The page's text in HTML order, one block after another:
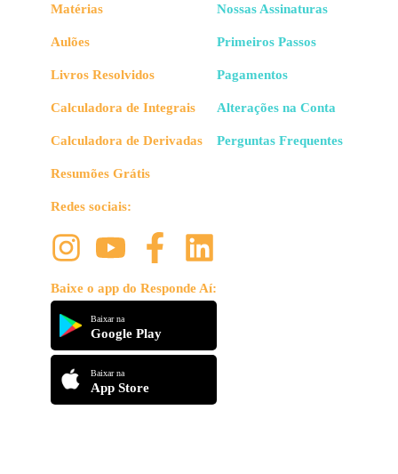
Matérias
Aulões
Livros Resolvidos
Calculadora de Integrais
Calculadora de Derivadas
Resumões Grátis
Redes sociais:
Baixe o app do Responde Aí:
Baixar na
Google Play
Baixar na
App Store
Nossas Assinaturas
Primeiros Passos
Pagamentos
Alterações na Conta
Perguntas Frequentes